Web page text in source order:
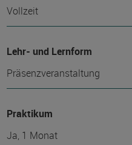
Vollzeit
Lehr- und Lernform
Präsenzveranstaltung
Praktikum
Ja, 1 Monat